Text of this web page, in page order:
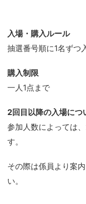
入場・購入ルール
抽選番号順に1名ずつ
購入制限
一人1点まで
2回目以降の入場につ
参加人数によっては
す。
その際は係員より案
い。